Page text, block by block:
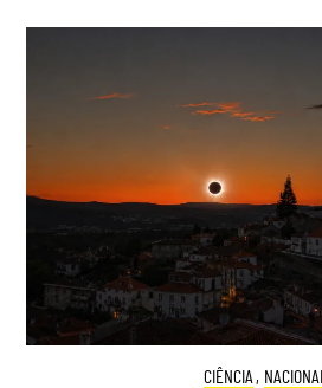
CIÊNCIA , NACIONAL